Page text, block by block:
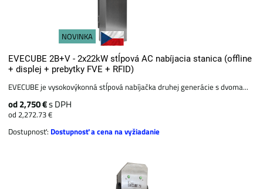
NOVINKA
EVECUBE 2B+V - 2x22kW stĺpová AC nabíjacia stanica (offline
+ displej + prebytky FVE + RFID)
EVECUBE je vysokovýkonná stĺpová nabíjačka druhej generácie s dvoma...
od 2,750 €s DPH
od 2,272.73 €
Dostupnosť: Dostupnosť a cena na vyžiadanie